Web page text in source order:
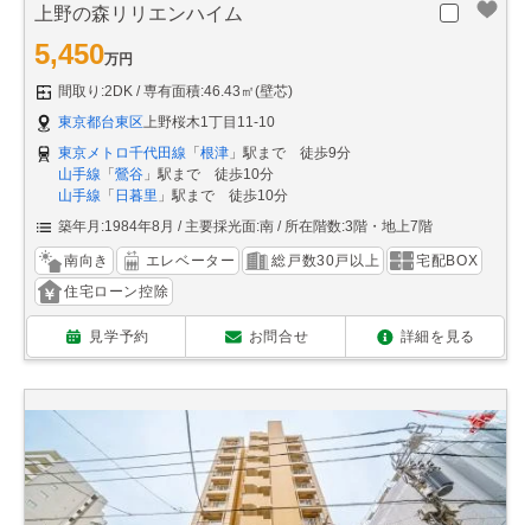
上野の森リリエンハイム
5,450万円
間取り:2DK
専有面積:46.43㎡(壁芯)
東京都台東区 上野桜木1丁目11-10
東京メトロ千代田線 「根津 」駅まで 徒歩9分
山手線 「鶯谷 」駅まで 徒歩10分
山手線 「 日暮里 」駅まで 徒歩10分
築年月:1984年8月
主要採光面:南 所在階数:3階・地上7階
南向き エレベーター 総戸数30戸以上
宅配BOX
住宅ローン控除
見学予約 お問合せ 詳細を見る